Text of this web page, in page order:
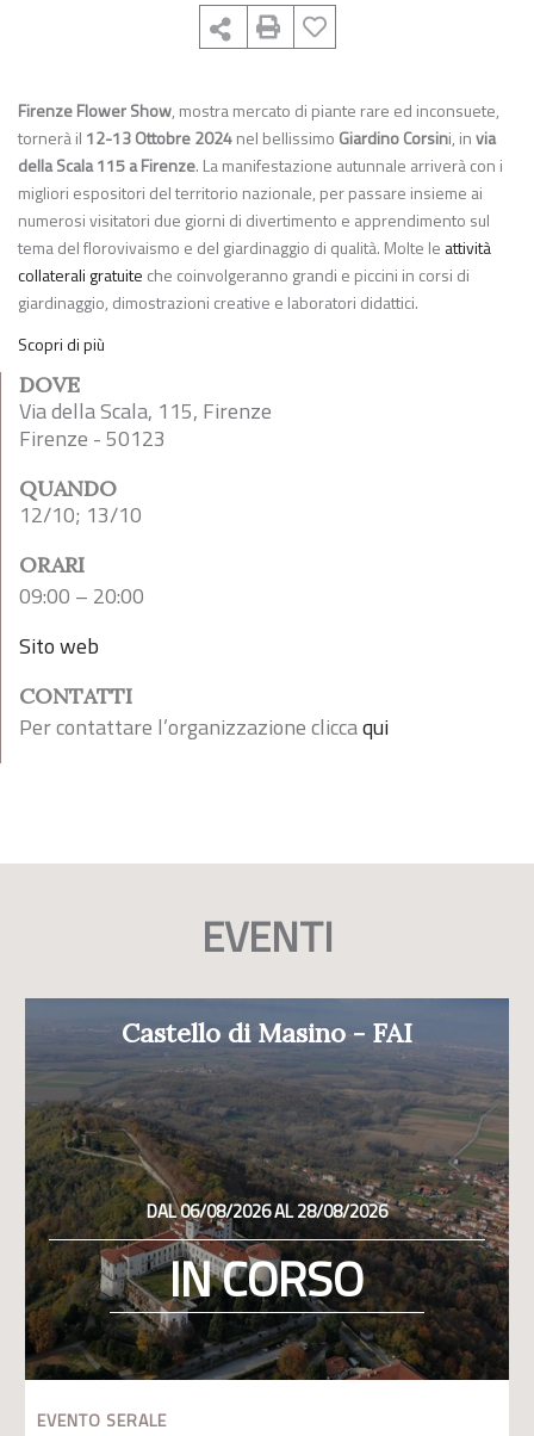
Firenze Flower Show, mostra mercato di piante rare ed inconsuete,
tornerà il 12-13 Ottobre 2024nel bellissimo Giardino Corsini, invia
della Scala 115 a Firenze. La manifestazione autunnale arriverà con i
migliori espositori del territorio nazionale, per passare insieme ai
numerosi visitatori due giorni di divertimento e apprendimento sul
tema del florovivaismo e del giardinaggio di qualità. Molte le attività
collaterali gratuite che coinvolgeranno grandi e piccini in corsi di
giardinaggio, dimostrazioni creative e laboratori didattici.
Scopri di più
DOVE
Via della Scala, 115, Firenze
Firenze - 50123
QUANDO
12/10; 13/10
ORARI
09:00 – 20:00
Sito web
CONTATTI
Per contattare l’organizzazione cliccaqui
EVENTI
Castello di Masino - FAI
DAL 06/08/2026 AL 28/08/2026
IN CORSO
EVENTO SERALE